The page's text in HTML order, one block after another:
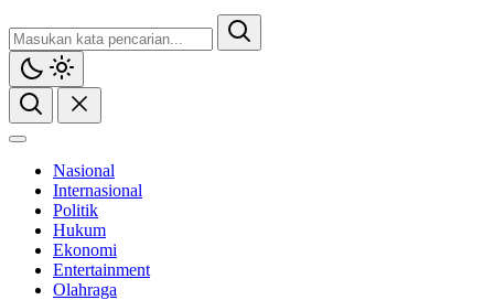
Nasional
Internasional
Politik
Hukum
Ekonomi
Entertainment
Olahraga